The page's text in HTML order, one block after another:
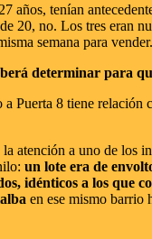
años, tenían
20, no. Los tres eran
semana para vender.
determinar para
Puerta 8 tiene relación
atención a uno de los
un lote era de
idénticos a los que
en ese mismo barrio